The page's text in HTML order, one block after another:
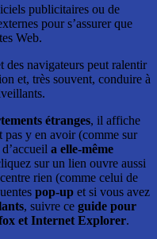
publicitaires ou de
pour s’assurer que
Web.
des navigateurs peut ralentir
et, très souvent, conduire à
étranges, il affiche
y en avoir (comme sur
a elle-même
sur un lien ouvre aussi
rien (comme celui de
pop-up et si vous avez
, suivre ce guide pour
et Internet Explorer.